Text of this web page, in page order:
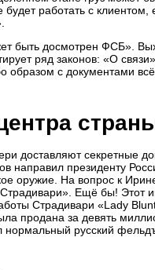
будет работать с
быть досмотрен ФСБ».
ряд законов: «О
образом с документами
доставляют секретные
направил президенту
оружие. На вопрос к
Ещё бы! Этот
Страдивари «Lady
продана за девять
нормальный русский